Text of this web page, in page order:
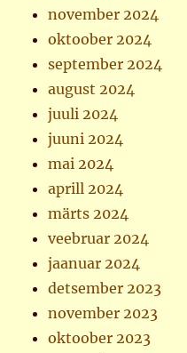
november 2024
oktoober 2024
september 2024
august 2024
juuli 2024
juuni 2024
mai 2024
aprill 2024
märts 2024
veebruar 2024
jaanuar 2024
detsember 2023
november 2023
oktoober 2023